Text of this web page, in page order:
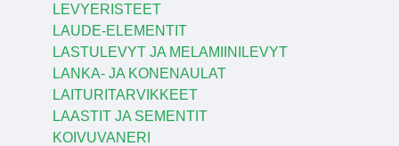
LEVYERISTEET
LAUDE-ELEMENTIT
LASTULEVYT JA MELAMIINILEVYT
LANKA- JA KONENAULAT
LAITURITARVIKKEET
LAASTIT JA SEMENTIT
KOIVUVANERI